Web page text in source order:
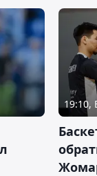
19:10,